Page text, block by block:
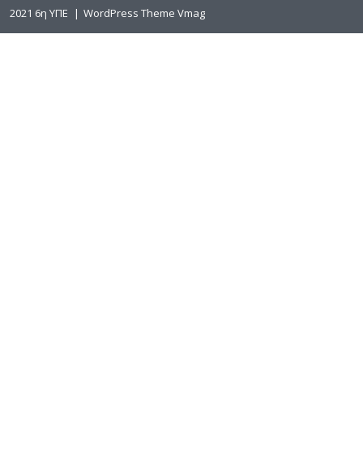
2021 6η ΥΠΕ | WordPress Theme Vmag